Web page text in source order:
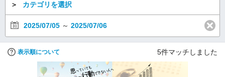
＞ カテゴリを選択
2025/07/05 ～ 2025/07/06
表示順について 5件マッチしました